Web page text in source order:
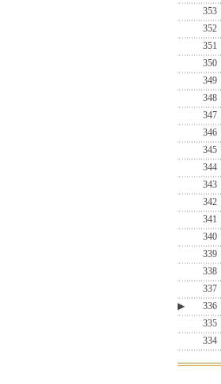
353
352
351
350
349
348
347
346
345
344
343
342
341
340
339
338
337
▶
336
335
334